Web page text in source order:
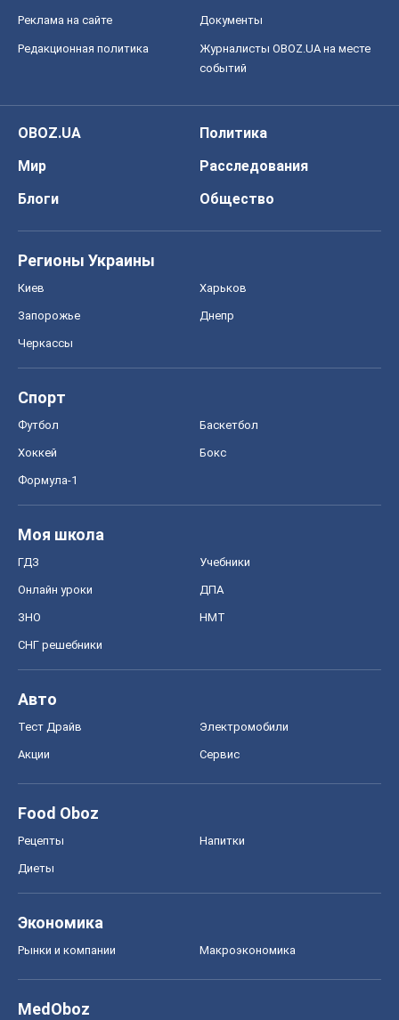
Реклама на сайте Документы
Редакционная политика
Журналисты OBOZ.UA на месте
событий
OBOZ.UA
Политика
Мир
Расследования
Блоги
Общество
Регионы Украины
Киев Харьков
Запорожье Днепр
Черкассы
Спорт
Футбол Баскетбол
Хоккей Бокс
Формула-1
Моя школа
ГДЗ Учебники
Онлайн уроки ДПА
ЗНО НМТ
СНГ решебники
Авто
Тест Драйв Электромобили
Акции Сервис
Food Oboz
Рецепты Напитки
Диеты
Экономика
Рынки и компании Mакроэкономика
MedOboz